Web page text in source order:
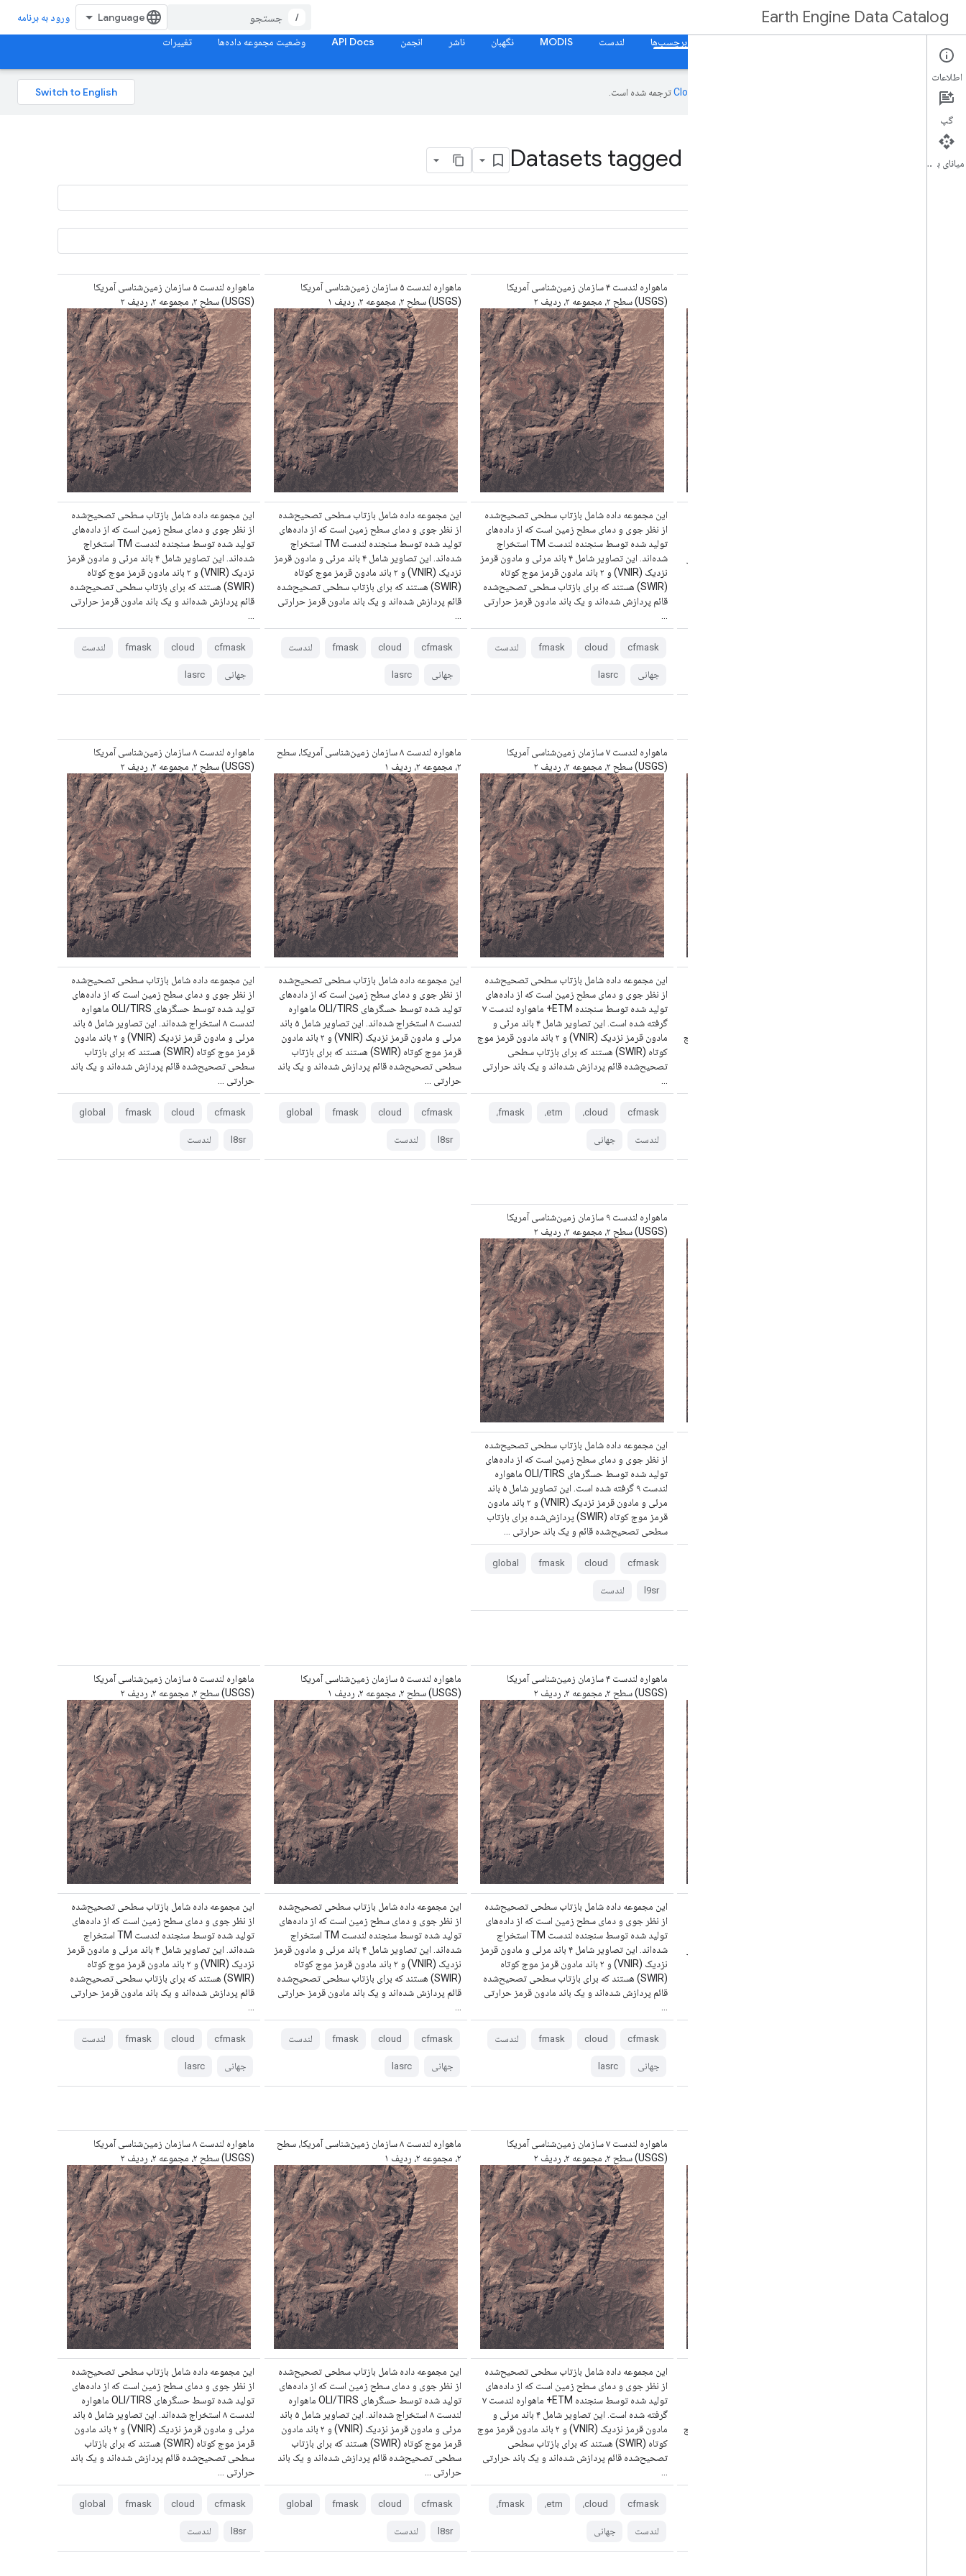
Earth Engine Data Catalog
/ ورود به برنامه
همه برچسب‌ها لندست MODIS نگهبان ناشر انجمن API Docs وضعیت مجموعه داده‌ها تغییرات
ترجمه شده است.
Datasets tagged fmask in Earth Engine
ماهواره لندست ۴ سازمان زمین‌شناسی آمریکا
(USGS) سطح ۲، مجموعه ۲، ردیف ۲
این مجموعه داده شامل بازتاب سطحی تصحیح‌شده
از نظر جوی و دمای سطح زمین است که از داده‌های
تولید شده توسط سنجنده لندست TM استخراج
شده‌اند. این تصاویر شامل ۴ باند مرئی و مادون قرمز
نزدیک (VNIR) و ۲ باند مادون قرمز موج کوتاه
(SWIR) هستند که برای بازتاب سطحی تصحیح‌شده
قائم پردازش شده‌اند و یک باند مادون قرمز حرارتی
cfmask
cloud
fmask لندست
جهانی lasrc
ماهواره لندست ۵ سازمان زمین‌شناسی آمریکا
(USGS) سطح ۲، مجموعه ۲، ردیف ۱
این مجموعه داده شامل بازتاب سطحی تصحیح‌شده
از نظر جوی و دمای سطح زمین است که از داده‌های
تولید شده توسط سنجنده لندست TM استخراج
شده‌اند. این تصاویر شامل ۴ باند مرئی و مادون قرمز
نزدیک (VNIR) و ۲ باند مادون قرمز موج کوتاه
(SWIR) هستند که برای بازتاب سطحی تصحیح‌شده
قائم پردازش شده‌اند و یک باند مادون قرمز حرارتی
cfmask
cloud
fmask لندست
جهانی lasrc
ماهواره لندست ۵ سازمان زمین‌شناسی آمریکا
(USGS) سطح ۲، مجموعه ۲، ردیف ۲
این مجموعه داده شامل بازتاب سطحی تصحیح‌شده
از نظر جوی و دمای سطح زمین است که از داده‌های
تولید شده توسط سنجنده لندست TM استخراج
شده‌اند. این تصاویر شامل ۴ باند مرئی و مادون قرمز
نزدیک (VNIR) و ۲ باند مادون قرمز موج کوتاه
(SWIR) هستند که برای بازتاب سطحی تصحیح‌شده
قائم پردازش شده‌اند و یک باند مادون قرمز حرارتی
cfmask
cloud
fmask لندست
جهانی lasrc
مادون قرمز نزدیک (VNIR) و ۲ باند مادون قرمز موج
ماهواره لندست ۷ سازمان زمین‌شناسی آمریکا
(USGS) سطح ۲، مجموعه ۲، ردیف ۲
این مجموعه داده شامل بازتاب سطحی تصحیح‌شده
از نظر جوی و دمای سطح زمین است که از داده‌های
تولید شده توسط سنجنده ETM+ ماهواره لندست ۷
گرفته شده است. این تصاویر شامل ۴ باند مرئی و
مادون قرمز نزدیک (VNIR) و ۲ باند مادون قرمز موج
کوتاه (SWIR) هستند که برای بازتاب سطحی
تصحیح‌شده قائم پردازش شده‌اند و یک باند حرارتی
cfmask cloud، etm، fmask،
لندست جهانی
ماهواره لندست ۸ سازمان زمین‌شناسی آمریکا، سطح
۲، مجموعه ۲، ردیف ۱
این مجموعه داده شامل بازتاب سطحی تصحیح‌شده
از نظر جوی و دمای سطح زمین است که از داده‌های
تولید شده توسط حسگرهای OLI/TIRS ماهواره
لندست ۸ استخراج شده‌اند. این تصاویر شامل ۵ باند
مرئی و مادون قرمز نزدیک (VNIR) و ۲ باند مادون
قرمز موج کوتاه (SWIR) هستند که برای بازتاب
سطحی تصحیح‌شده قائم پردازش شده‌اند و یک باند
حرارتی ...
cfmask
cloud
fmask
global
l8sr لندست
ماهواره لندست ۸ سازمان زمین‌شناسی آمریکا
(USGS) سطح ۲، مجموعه ۲، ردیف ۲
این مجموعه داده شامل بازتاب سطحی تصحیح‌شده
از نظر جوی و دمای سطح زمین است که از داده‌های
تولید شده توسط حسگرهای OLI/TIRS ماهواره
لندست ۸ استخراج شده‌اند. این تصاویر شامل ۵ باند
مرئی و مادون قرمز نزدیک (VNIR) و ۲ باند مادون
قرمز موج کوتاه (SWIR) هستند که برای بازتاب
سطحی تصحیح‌شده قائم پردازش شده‌اند و یک باند
حرارتی ...
cfmask
cloud
fmask
global
l8sr لندست
ماهواره لندست ۹ سازمان زمین‌شناسی آمریکا
(USGS) سطح ۲، مجموعه ۲، ردیف ۲
این مجموعه داده شامل بازتاب سطحی تصحیح‌شده
از نظر جوی و دمای سطح زمین است که از داده‌های
تولید شده توسط حسگرهای OLI/TIRS ماهواره
لندست ۹ گرفته شده است. این تصاویر شامل ۵ باند
مرئی و مادون قرمز نزدیک (VNIR) و ۲ باند مادون
قرمز موج کوتاه (SWIR) پردازش‌شده برای بازتاب
سطحی تصحیح‌شده قائم و یک باند حرارتی ...
cfmask
cloud
fmask
global
l9sr لندست
ماهواره لندست ۴ سازمان زمین‌شناسی آمریکا
(USGS) سطح ۲، مجموعه ۲، ردیف ۲
این مجموعه داده شامل بازتاب سطحی تصحیح‌شده
از نظر جوی و دمای سطح زمین است که از داده‌های
تولید شده توسط سنجنده لندست TM استخراج
شده‌اند. این تصاویر شامل ۴ باند مرئی و مادون قرمز
نزدیک (VNIR) و ۲ باند مادون قرمز موج کوتاه
(SWIR) هستند که برای بازتاب سطحی تصحیح‌شده
قائم پردازش شده‌اند و یک باند مادون قرمز حرارتی
cfmask
cloud
fmask لندست
جهانی lasrc
ماهواره لندست ۵ سازمان زمین‌شناسی آمریکا
(USGS) سطح ۲، مجموعه ۲، ردیف ۱
این مجموعه داده شامل بازتاب سطحی تصحیح‌شده
از نظر جوی و دمای سطح زمین است که از داده‌های
تولید شده توسط سنجنده لندست TM استخراج
شده‌اند. این تصاویر شامل ۴ باند مرئی و مادون قرمز
نزدیک (VNIR) و ۲ باند مادون قرمز موج کوتاه
(SWIR) هستند که برای بازتاب سطحی تصحیح‌شده
قائم پردازش شده‌اند و یک باند مادون قرمز حرارتی
cfmask
cloud
fmask لندست
جهانی lasrc
ماهواره لندست ۵ سازمان زمین‌شناسی آمریکا
(USGS) سطح ۲، مجموعه ۲، ردیف ۲
این مجموعه داده شامل بازتاب سطحی تصحیح‌شده
از نظر جوی و دمای سطح زمین است که از داده‌های
تولید شده توسط سنجنده لندست TM استخراج
شده‌اند. این تصاویر شامل ۴ باند مرئی و مادون قرمز
نزدیک (VNIR) و ۲ باند مادون قرمز موج کوتاه
(SWIR) هستند که برای بازتاب سطحی تصحیح‌شده
قائم پردازش شده‌اند و یک باند مادون قرمز حرارتی
cfmask
cloud
fmask لندست
جهانی lasrc
مادون قرمز نزدیک (VNIR) و ۲ باند مادون قرمز موج
ماهواره لندست ۷ سازمان زمین‌شناسی آمریکا
(USGS) سطح ۲، مجموعه ۲، ردیف ۲
این مجموعه داده شامل بازتاب سطحی تصحیح‌شده
از نظر جوی و دمای سطح زمین است که از داده‌های
تولید شده توسط سنجنده ETM+ ماهواره لندست ۷
گرفته شده است. این تصاویر شامل ۴ باند مرئی و
مادون قرمز نزدیک (VNIR) و ۲ باند مادون قرمز موج
کوتاه (SWIR) هستند که برای بازتاب سطحی
تصحیح‌شده قائم پردازش شده‌اند و یک باند حرارتی
cfmask cloud، etm، fmask،
لندست جهانی
ماهواره لندست ۸ سازمان زمین‌شناسی آمریکا، سطح
۲، مجموعه ۲، ردیف ۱
این مجموعه داده شامل بازتاب سطحی تصحیح‌شده
از نظر جوی و دمای سطح زمین است که از داده‌های
تولید شده توسط حسگرهای OLI/TIRS ماهواره
لندست ۸ استخراج شده‌اند. این تصاویر شامل ۵ باند
مرئی و مادون قرمز نزدیک (VNIR) و ۲ باند مادون
قرمز موج کوتاه (SWIR) هستند که برای بازتاب
سطحی تصحیح‌شده قائم پردازش شده‌اند و یک باند
حرارتی ...
cfmask
cloud
fmask
global
l8sr لندست
ماهواره لندست ۸ سازمان زمین‌شناسی آمریکا
(USGS) سطح ۲، مجموعه ۲، ردیف ۲
این مجموعه داده شامل بازتاب سطحی تصحیح‌شده
از نظر جوی و دمای سطح زمین است که از داده‌های
تولید شده توسط حسگرهای OLI/TIRS ماهواره
لندست ۸ استخراج شده‌اند. این تصاویر شامل ۵ باند
مرئی و مادون قرمز نزدیک (VNIR) و ۲ باند مادون
قرمز موج کوتاه (SWIR) هستند که برای بازتاب
سطحی تصحیح‌شده قائم پردازش شده‌اند و یک باند
حرارتی ...
cfmask
cloud
fmask
global
l8sr لندست
اطلاعات
گپ
میانای برنامه‌سازی کاربردی